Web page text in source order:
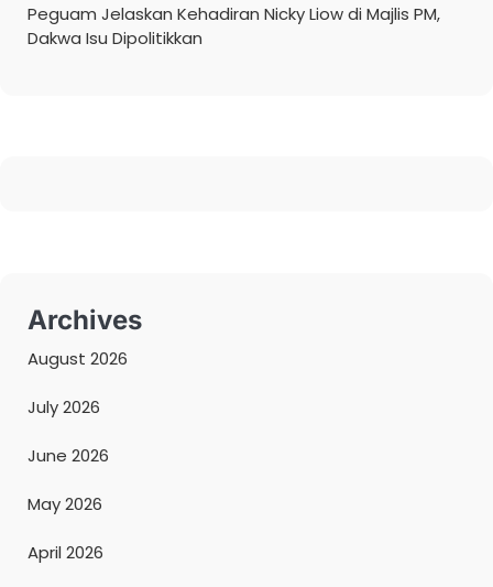
Peguam Jelaskan Kehadiran Nicky Liow di Majlis PM,
Dakwa Isu Dipolitikkan
Archives
August 2026
July 2026
June 2026
May 2026
April 2026